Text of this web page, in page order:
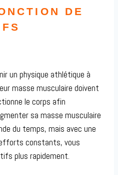
DE
un physique athlétique à
masse musculaire doivent
le corps afin
sa masse musculaire
du temps, mais avec une
constants, vous
plus rapidement.